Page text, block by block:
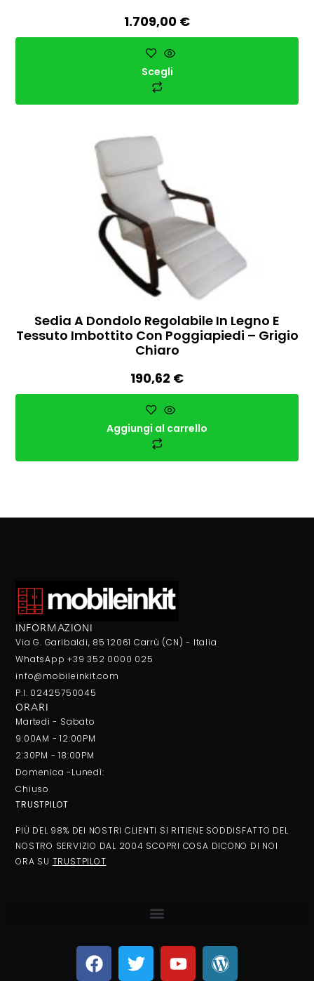
1.709,00 €
Scegli
Sedia A Dondolo Regolabile In Legno E
Tessuto Imbottito Con Poggiapiedi – Grigio
Chiaro
190,62 €
Aggiungi al carrello
INFORMAZIONI
Via G. Garibaldi, 85 12061 Carrù (CN) - Italia
WhatsApp +39 352 0000 025
info@mobileinkit.com
P.I. 02425750045
ORARI
Martedi - Sabato
9:00AM - 12:00PM
2:30PM - 18:00PM
Domenica -Lunedì:
Chiuso
TRUSTPILOT
PIÙ DEL 98% DEI NOSTRI CLIENTI SI RITIENE SODDISFATTO DEL
NOSTRO SERVIZIO DAL 2004 SCOPRI COSA DICONO DI NOI
ORA SU TRUSTPILOT